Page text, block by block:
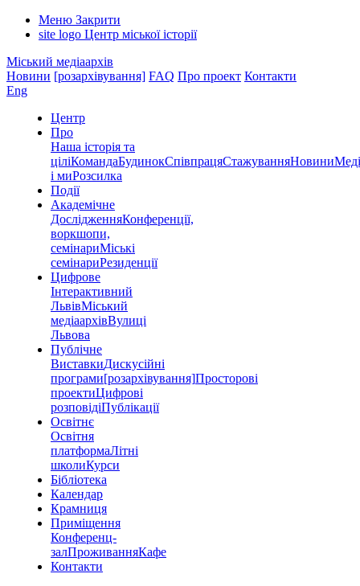
Меню Закрити
site logo Центр міської історії
Міський медіаархів
Новини [розархівування] FAQ Про проект Контакти
Eng
Центр
Про
Наша історія та
ціліКомандаБудинокСпівпрацяСтажуванняНовини
і миРозсилка
Події
Академічне
ДослідженняКонференції,
воркшопи,
семінариМіські
семінариРезиденції
Цифрове
Інтерактивний
ЛьвівМіський
медіаархівВулиці
Львова
Публічне
ВиставкиДискусійні
програми[розархівування]Просторові
проектиЦифрові
розповідіПублікації
Освітнє
Освітня
платформаЛітні
школиКурси
Бібліотека
Календар
Крамниця
Приміщення
Конференц-
залПроживанняКафе
Контакти